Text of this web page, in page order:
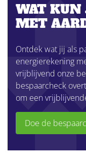
WAT KUN
MET
Ontdek wat jij als
energierekening
vrijblijvend onze
bespaarcheck
om een
Doe de